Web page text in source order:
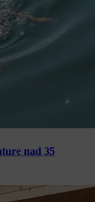
nad 35